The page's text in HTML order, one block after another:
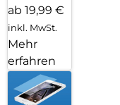
ab 19,99 €
inkl. MwSt.
Mehr
erfahren